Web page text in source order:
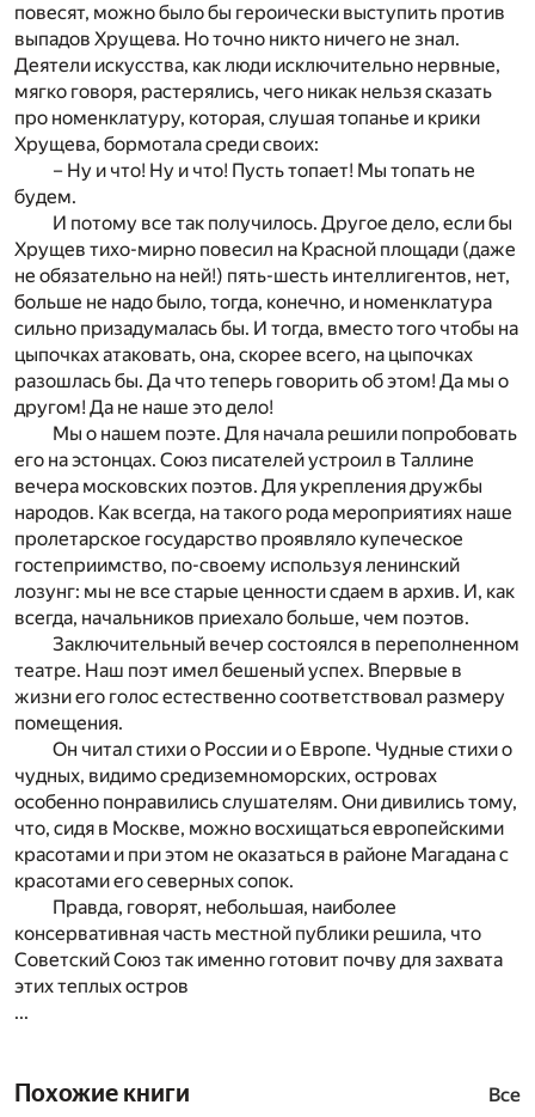
повесят, можно было бы героически выступить против
выпадов Хрущева. Но точно никто ничего не знал.
Деятели искусства, как люди исключительно нервные,
мягко говоря, растерялись, чего никак нельзя сказать
про номенклатуру, которая, слушая топанье и крики
Хрущева, бормотала среди своих:
– Ну и что! Ну и что! Пусть топает! Мы топать не
будем.
И потому все так получилось. Другое дело, если бы
Хрущев тихо-мирно повесил на Красной площади (даже
не обязательно на ней!) пять-шесть интеллигентов, нет,
больше не надо было, тогда, конечно, и номенклатура
сильно призадумалась бы. И тогда, вместо того чтобы на
цыпочках атаковать, она, скорее всего, на цыпочках
разошлась бы. Да что теперь говорить об этом! Да мы о
другом! Да не наше это дело!
Мы о нашем поэте. Для начала решили попробовать
его на эстонцах. Союз писателей устроил в Таллине
вечера московских поэтов. Для укрепления дружбы
народов. Как всегда, на такого рода мероприятиях наше
пролетарское государство проявляло купеческое
гостеприимство, по-своему используя ленинский
лозунг: мы не все старые ценности сдаем в архив. И, как
всегда, начальников приехало больше, чем поэтов.
Заключительный вечер состоялся в переполненном
театре. Наш поэт имел бешеный успех. Впервые в
жизни его голос естественно соответствовал размеру
помещения.
Он читал стихи о России и о Европе. Чудные стихи о
чудных, видимо средиземноморских, островах
особенно понравились слушателям. Они дивились тому,
что, сидя в Москве, можно восхищаться европейскими
красотами и при этом не оказаться в районе Магадана с
красотами его северных сопок.
Правда, говорят, небольшая, наиболее
консервативная часть местной публики решила, что
Советский Союз так именно готовит почву для захвата
этих теплых остров
...
Похожие книги Все